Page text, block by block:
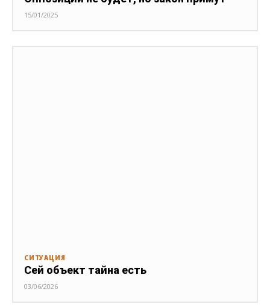
15/01/2025
СИТУАЦИЯ
Сей объект тайна есть
03/06/2026